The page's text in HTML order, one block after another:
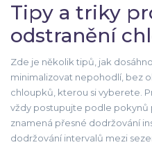
Tipy a triky
odstranění
Zde je několik tipů, jak
minimalizovat nepohodlí, bez
chloupků, kterou si vyberete.
vždy postupujte podle pokynů
znamená přesné dodržování
dodržování intervalů mezi